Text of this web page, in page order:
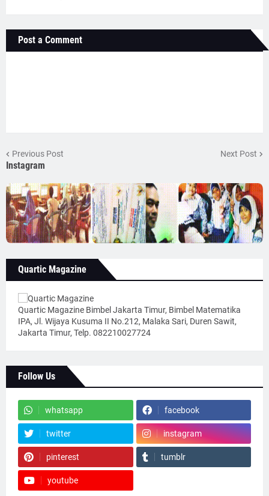
Post a Comment
Previous Post Next Post
Instagram
Quartic Magazine
Quartic Magazine Bimbel Jakarta Timur, Bimbel Matematika
IPA, Jl. Wijaya Kusuma II No.212, Malaka Sari, Duren Sawit,
Jakarta Timur, Telp. 082210027724
Follow Us
whatsapp facebook
twitter instagram
pinterest tumblr
youtube